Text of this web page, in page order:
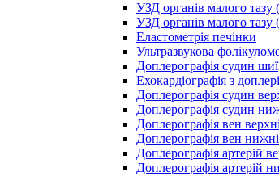
УЗД органів малого тазу
УЗД органів малого тазу
Еластометрія печінки
Ультразвукова
Доплерографія судин шиї
Ехокардіографія з
Доплерографія судин
Доплерографія судин
Доплерографія вен
Доплерографія вен
Доплерографія артерій
Доплерографія артерій